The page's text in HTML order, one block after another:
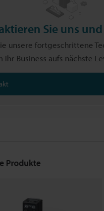
Sie uns
unsere fortgeschrittene
Ihr Business aufs nächste
Produkte